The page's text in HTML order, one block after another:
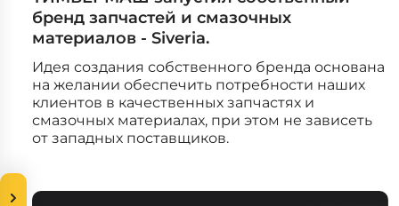
бренд запчастей и смазочных
материалов - Siveria.
Идея создания собственного бренда основана
на желании обеспечить потребности наших
клиентов в качественных запчастях и
смазочных материалах, при этом не зависеть
от западных поставщиков.